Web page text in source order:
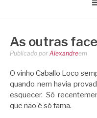
As outras
Publicado por Alexandreem
O vinho Caballo Loco
quando nem havia
esquecer. Só
que não é só fama.